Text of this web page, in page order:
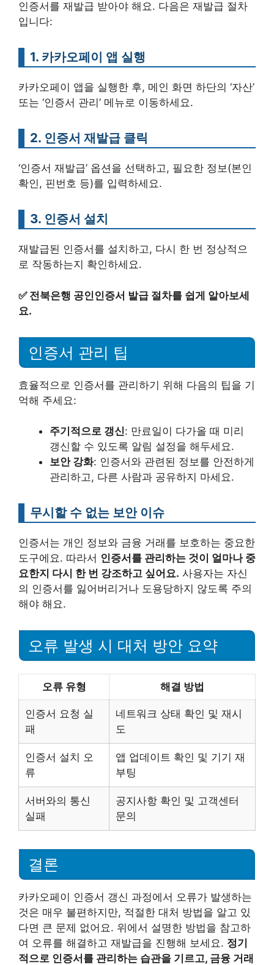
인증서를 재발급 받아야 해요. 다음은 재발급 절차
입니다:
1. 카카오페이 앱 실행
카카오페이 앱을 실행한 후, 메인 화면 하단의 ‘자산’
또는 ‘인증서 관리’ 메뉴로 이동하세요.
2. 인증서 재발급 클릭
‘인증서 재발급’ 옵션을 선택하고, 필요한 정보(본인
확인, 핀번호 등)를 입력하세요.
3. 인증서 설치
재발급된 인증서를 설치하고, 다시 한 번 정상적으
로 작동하는지 확인하세요.
✅ 전북은행 공인인증서 발급 절차를 쉽게 알아보세
요.
인증서 관리 팁
효율적으로 인증서를 관리하기 위해 다음의 팁을 기
억해 주세요:
주기적으로 갱신: 만료일이 다가올 때 미리
갱신할 수 있도록 알림 설정을 해두세요.
보안 강화: 인증서와 관련된 정보를 안전하게
관리하고, 다른 사람과 공유하지 마세요.
무시할 수 없는 보안 이슈
인증서는 개인 정보와 금융 거래를 보호하는 중요한
도구에요. 따라서 인증서를 관리하는 것이 얼마나 중
요한지 다시 한 번 강조하고 싶어요. 사용자는 자신
의 인증서를 잃어버리거나 도용당하지 않도록 주의
해야 해요.
오류 발생 시 대처 방안 요약
오류 유형 해결 방법
인증서 요청 실
패
네트워크 상태 확인 및 재시
도
인증서 설치 오
류
앱 업데이트 확인 및 기기 재
부팅
서버와의 통신
실패
공지사항 확인 및 고객센터
문의
결론
카카오페이 인증서 갱신 과정에서 오류가 발생하는
것은 매우 불편하지만, 적절한 대처 방법을 알고 있
다면 큰 문제 없어요. 위에서 설명한 방법을 참고하
여 오류를 해결하고 재발급을 진행해 보세요. 정기
적으로 인증서를 관리하는 습관을 기르고, 금융 거래